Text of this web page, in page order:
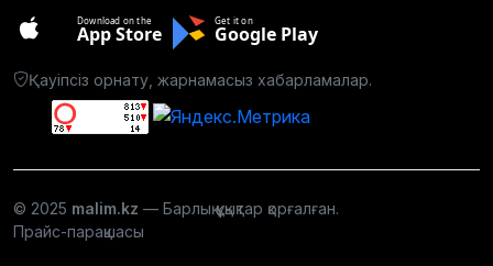
Download on the
App Store
Get it on
Google Play
Қауіпсіз орнату, жарнамасыз хабарламалар.
© 2025 malim.kz — Барлық құқықтар қорғалған.
Прайс-парақшасы